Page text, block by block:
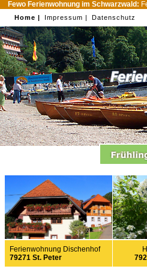
Fewo Ferienwohnung im Schwarzwald:
Home | Impressum | Datenschutz
Ferienwohnung Dischenhof
79271 St. Peter